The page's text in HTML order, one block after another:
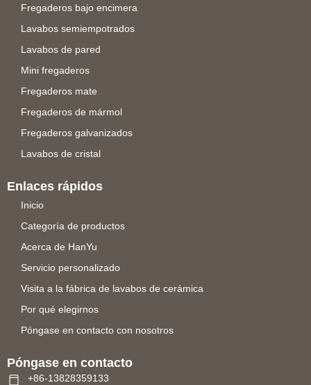
Fregaderos bajo encimera
Lavabos semiempotrados
Lavabos de pared
Mini fregaderos
Fregaderos mate
Fregaderos de mármol
Fregaderos galvanizados
Lavabos de cristal
Enlaces rápidos
Inicio
Categoría de productos
Acerca de HanYu
Servicio personalizado
Visita a la fábrica de lavabos de cerámica
Por qué elegirnos
Póngase en contacto con nosotros
Póngase en contacto
+86-13828359133